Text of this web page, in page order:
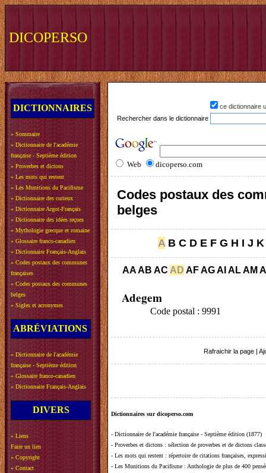
DICOPERSO
DICTIONNAIRES
» Sommaire
» Dictionnaire de l'académie
française - Septième édition
» Proverbes et dictons
» Les mots qui restent
» Les Munitions du Pacifisme
» Dictionnaire des curieux
» Dictionnaire Argot-Français
» Dictionnaire des idées reçues
» Mythologie grecque et romaine
» Glossaire franco-canadien
» Dictionnaire Français-Anglais
» Codes postaux des communes
françaises
» Codes postaux des communes
belges
» Sigles et acronymes
ABRÉVIATIONS
» Dictionnaire de l'académie
française - Septième édition
» Glossaire franco-canadien
» Dictionnaire Français-Anglais
DIVERS
» Liens
Faire un lien
» Copyright
» Contact
ce dictionnaire
Rechercher dans le dictionnaire
Web dicoperso.com
Codes postaux des
belges
A B C D E F G H I J K
AAAB AC AD AFAGAI ALAM
Adegem
Code postal : 9991
Rafraichir la page
Dictionnaires sur dicoperso.com
- Dictionnaire de l'académie française - Septième édition (1877)
- Proverbes et dictons : sélection de proverbes et de dictons
- Les mots qui restent : répertoire de citations françaises,
- Les Munitions du Pacifisme : Anthologie de plus de 400